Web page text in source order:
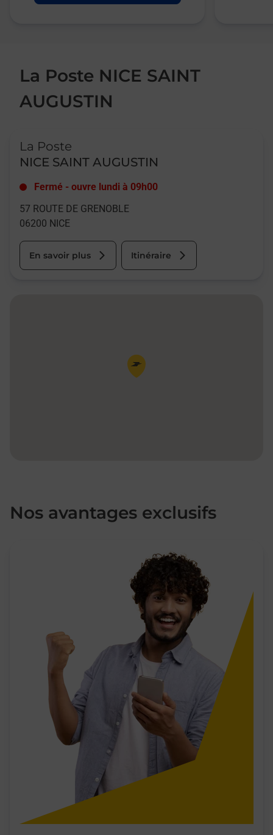
La Poste NICE SAINT
AUGUSTIN
La Poste
NICE SAINT AUGUSTIN
Fermé - ouvre lundi à 09h00
57 ROUTE DE GRENOBLE
06200 NICE
En savoir plus Itinéraire
Pin de la carte
Nos avantages exclusifs